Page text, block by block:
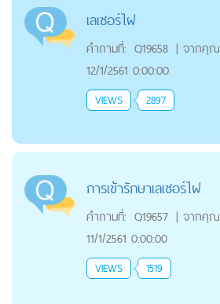
เลเซอร์ไฝ
คำถามที่: Q19658 | จากคุณ
12/1/2561 0:00:00
VIEWS 2897
การเข้ารักษาเลเซอร์ไฝ
คำถามที่: Q19657 | จากคุณ
11/1/2561 0:00:00
VIEWS 1519